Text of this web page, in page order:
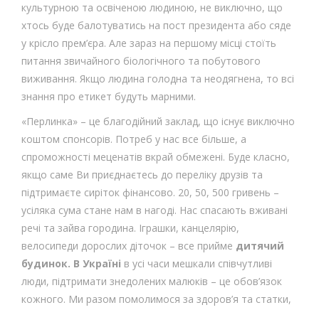
культурною та освіченою людиною, не виключно, що
хтось буде балотуватись на пост президента або сяде
у крісло прем’єра. Але зараз на першому місці стоїть
питання звичайного біологічного та побутового
виживання. Якщо людина голодна та неодягнена, то всі
знання про етикет будуть марними.
«Перлинка» – це благодійний заклад, що існує виключно
коштом спонсорів. Потреб у нас все більше, а
спроможності меценатів вкрай обмежені. Буде класно,
якщо саме Ви приєднаєтесь до переліку друзів та
підтримаєте сиріток фінансово. 20, 50, 500 гривень –
усіляка сума стане нам в нагоді. Нас спасають вживані
речі та зайва городина. Іграшки, канцелярію,
велосипеди дорослих діточок – все прийме дитячий
будинок. В Україні в усі часи мешкали співчутливі
люди, підтримати знедолених малюків – це обов’язок
кожного. Ми разом помолимося за здоров’я та статки,